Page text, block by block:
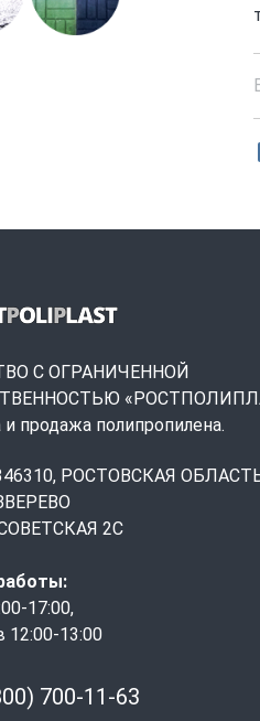
С ОГРАНИЧЕННОЙ
продажа полипропилена.
РОСТОВСКАЯ
2С
17:00,
12:00-13:00
700-11-63